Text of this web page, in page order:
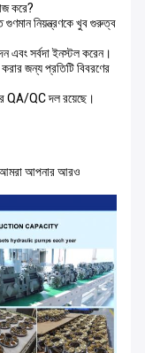
করে?
গুণমান নিয়ন্ত্রণকে খুব গুরুত্ব
এবং সর্বদা ইনস্টল করেন।
করার জন্য প্রতিটি বিবরণের
QA/QC দল রয়েছে।
আপনার আরও